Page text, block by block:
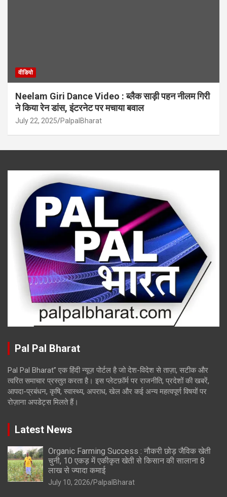
वीडियो
Neelam Giri Dance Video : ब्लैक साड़ी पहन नीलम गिरी
ने किया रेन डांस, इंटरनेट पर मचाया बवाल
July 22, 2025 PalpalBharat
Pal Pal Bharat
Pal Pal Bharat” एक हिंदी न्यूज़ पोर्टल है जो देश-विदेश से ताज़ा, सटीक और
त्वरित समाचार प्रस्तुत करता है। इस प्लेटफ़ॉर्म पर राजनीति, प्रदेशों की खबरें,
आपदा-प्रबंधन, कृषि, स्वास्थ्य, अपराध, खेल और कई अन्य महत्वपूर्ण विषयों पर
रोज़ाना अपडेट्स मिलते हैं।
Latest News
Organic Farming Success : नौकरी छोड़ जैविक खेती
चुनी, 10 एकड़ में एकीकृत खेती से किसान की सालाना 8
लाख से ज्यादा कमाई
July 10, 2026 PalpalBharat